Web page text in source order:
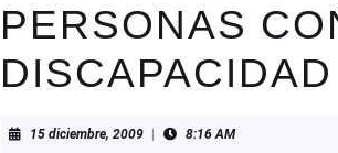
PERSONAS
15 diciembre, 200915
8:16 AM